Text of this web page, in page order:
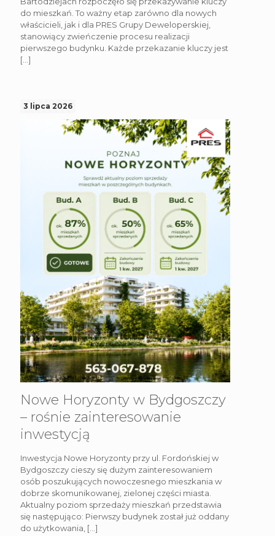
do mieszkań. To ważny etap zarówno dla nowych
właścicieli, jak i dla PRES Grupy Deweloperskiej,
stanowiący zwieńczenie procesu realizacji
pierwszego budynku. Każde przekazanie kluczy jest
[…]
3 lipca 2026
Nowe Horyzonty w Bydgoszczy
– rośnie zainteresowanie
inwestycją
Inwestycja Nowe Horyzonty przy ul. Fordońskiej w
Bydgoszczy cieszy się dużym zainteresowaniem
osób poszukujących nowoczesnego mieszkania w
dobrze skomunikowanej, zielonej części miasta.
Aktualny poziom sprzedaży mieszkań przedstawia
się następująco: Pierwszy budynek został już oddany
do użytkowania, […]